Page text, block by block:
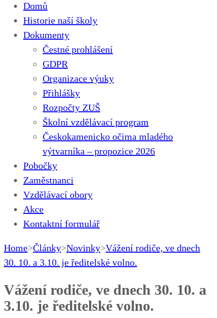
Domů
Historie naší školy
Dokumenty
Čestné prohlášení
GDPR
Organizace výuky
Přihlášky
Rozpočty ZUŠ
Školní vzdělávací program
Českokamenicko očima mladého
výtvarníka – propozice 2026
Pobočky
Zaměstnanci
Vzdělávací obory
Akce
Kontaktní formulář
Home>Články>Novinky>Vážení rodiče, ve dnech
30. 10. a 3.10. je ředitelské volno.
Vážení rodiče, ve dnech 30. 10. a
3.10. je ředitelské volno.